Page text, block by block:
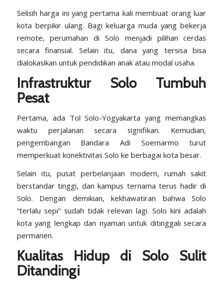
Selisih harga ini yang pertama kali membuat orang luar
kota berpikir ulang. Bagi keluarga muda yang bekerja
remote, perumahan di Solo menjadi pilihan cerdas
secara finansial. Selain itu, dana yang tersisa bisa
dialokasikan untuk pendidikan anak atau modal usaha.
Infrastruktur Solo Tumbuh
Pesat
Pertama, ada Tol Solo-Yogyakarta yang memangkas
waktu perjalanan secara signifikan. Kemudian,
pengembangan Bandara Adi Soemarmo turut
memperkuat konektivitas Solo ke berbagai kota besar.
Selain itu, pusat perbelanjaan modern, rumah sakit
berstandar tinggi, dan kampus ternama terus hadir di
Solo. Dengan demikian, kekhawatiran bahwa Solo
“terlalu sepi” sudah tidak relevan lagi. Solo kini adalah
kota yang lengkap dan nyaman untuk ditinggali secara
permanen.
Kualitas Hidup di Solo Sulit
Ditandingi